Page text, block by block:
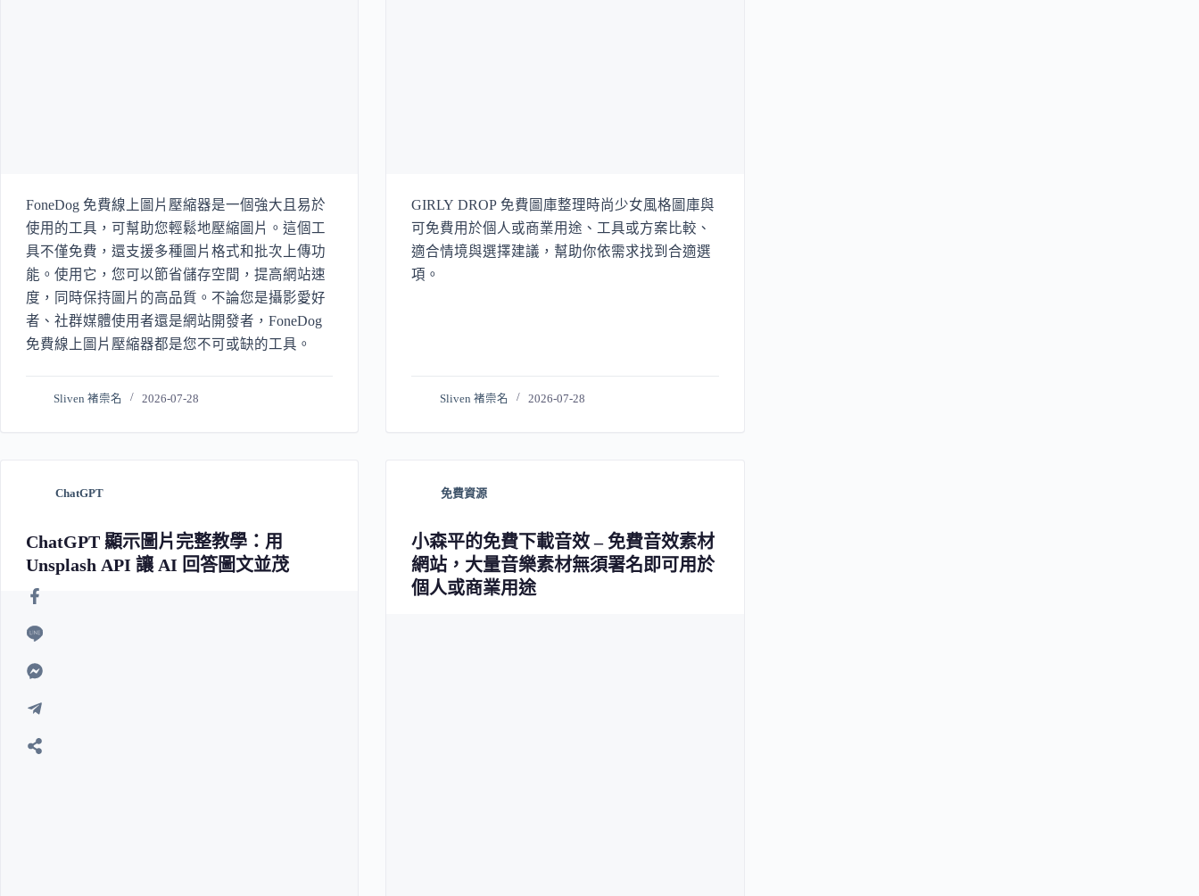
FoneDog 免費線上圖片壓縮器是一個強大且易於
使用的工具，可幫助您輕鬆地壓縮圖片。這個工
具不僅免費，還支援多種圖片格式和批次上傳功
能。使用它，您可以節省儲存空間，提高網站速
度，同時保持圖片的高品質。不論您是攝影愛好
者、社群媒體使用者還是網站開發者，FoneDog
免費線上圖片壓縮器都是您不可或缺的工具。
Sliven 褚崇名 2026-07-28
GIRLY DROP 免費圖庫整理時尚少女風格圖庫與
可免費用於個人或商業用途、工具或方案比較、
適合情境與選擇建議，幫助你依需求找到合適選
項。
Sliven 褚崇名 2026-07-28
ChatGPT
ChatGPT 顯示圖片完整教學：用
Unsplash API 讓 AI 回答圖文並茂
免費資源
小森平的免費下載音效 – 免費音效素材
網站，大量音樂素材無須署名即可用於
個人或商業用途